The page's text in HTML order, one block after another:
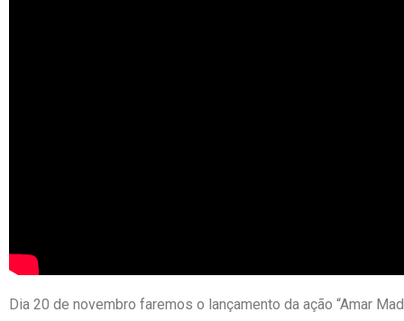
Dia 20 de novembro faremos o lançamento da ação “Amar